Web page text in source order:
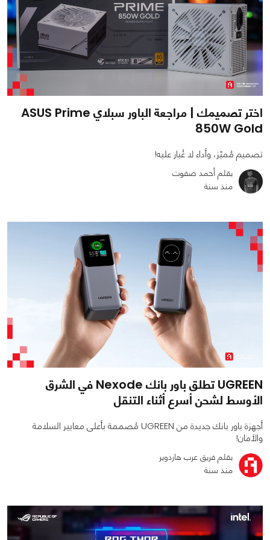
اختر تصميمك | مراجعة الباور سبلاي ASUS Prime
850W Gold
تصميم مُميّز، وأداء لا غُبار عليه!
بقلم أحمد صفوت
منذ سنة
UGREEN تطلق باور بانك Nexode في الشرق
الأوسط لشحن أسرع أثناء التنقل
أجهزة باور بانك جديدة من UGREEN مُصممة بأعلى معايير السلامة
والأمان!
بقلم فريق عرب هاردوير
منذ سنة